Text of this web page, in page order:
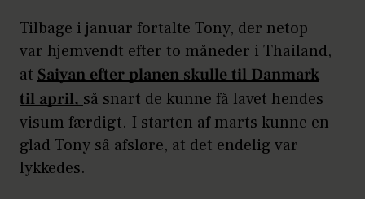
Tilbage i januar fortalte Tony, der netop
var hjemvendt efter to måneder i Thailand,
at Saiyan efter planen skulle til Danmark
til april,så snart de kunne få lavet hendes
visum færdigt. I starten af marts kunne en
glad Tony så afsløre, at det endelig var
lykkedes.